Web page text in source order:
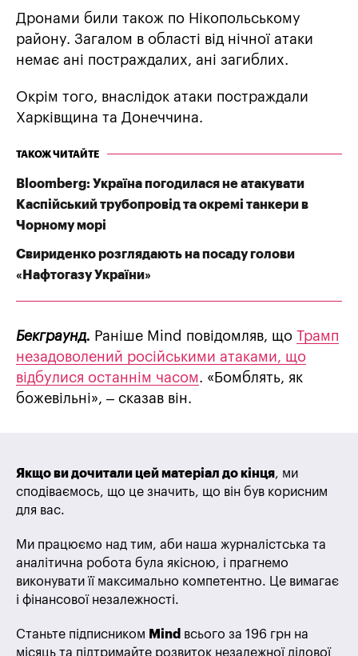
Дронами били також по Нікопольському
району. Загалом в області від нічної атаки
немає ані постраждалих, ані загиблих.
Окрім того, внаслідок атаки постраждали
Харківщина та Донеччина.
ТАКОЖ ЧИТАЙТЕ
Bloomberg: Україна погодилася не атакувати
Каспійський трубопровід та окремі танкери в
Чорному морі
Свириденко розглядають на посаду голови
«Нафтогазу України»
Бекграунд. Раніше Mind повідомляв, що Трамп
незадоволений російськими атаками, що
відбулися останнім часом. «Бомблять, як
божевільні», – сказав він.
Якщо ви дочитали цей матеріал до кінця, ми
сподіваємось, що це значить, що він був корисним
для вас.
Ми працюємо над тим, аби наша журналістська та
аналітична робота була якісною, і прагнемо
виконувати її максимально компетентно. Це вимагає
і фінансової незалежності.
Станьте підписником Mind всього за 196 грн на
місяць та підтримайте розвиток незалежної ділової